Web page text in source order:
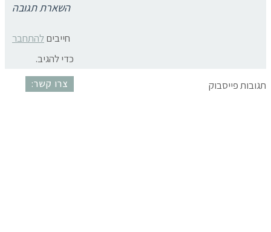
תגובות פייסבוק
השארת תגובה
חייביםלהתחבר
כדי להגיב.
צרו קשר: